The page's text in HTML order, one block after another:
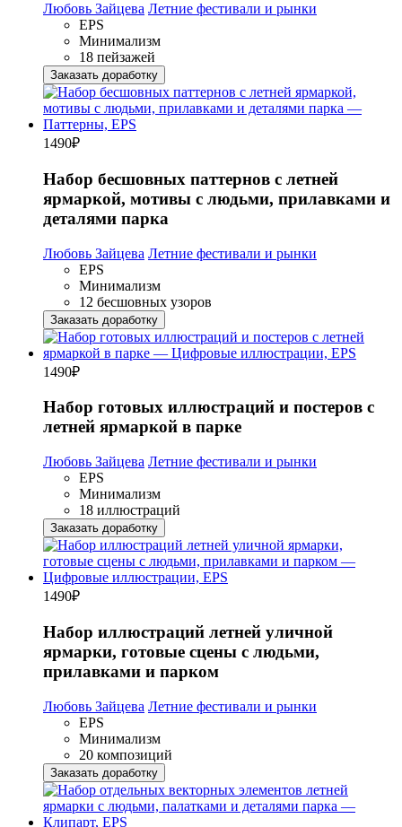
Любовь Зайцева Летние фестивали и рынки
EPS
Минимализм
18 пейзажей
Заказать доработку
1490₽
Набор бесшовных паттернов с летней
ярмаркой, мотивы с людьми, прилавками и
деталями парка
Любовь Зайцева Летние фестивали и рынки
EPS
Минимализм
12 бесшовных узоров
Заказать доработку
1490₽
Набор готовых иллюстраций и постеров с
летней ярмаркой в парке
Любовь Зайцева Летние фестивали и рынки
EPS
Минимализм
18 иллюстраций
Заказать доработку
1490₽
Набор иллюстраций летней уличной
ярмарки, готовые сцены с людьми,
прилавками и парком
Любовь Зайцева Летние фестивали и рынки
EPS
Минимализм
20 композиций
Заказать доработку